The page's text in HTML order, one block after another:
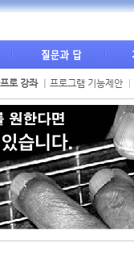
로 강좌 프로그램 기능제안